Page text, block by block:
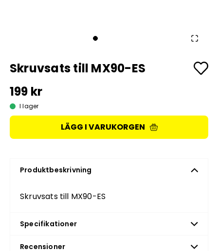
Skruvsats till MX90-ES
199 kr
I lager
LÄGG I VARUKORGEN
Produktbeskrivning
Skruvsats till MX90-ES
Specifikationer
Recensioner